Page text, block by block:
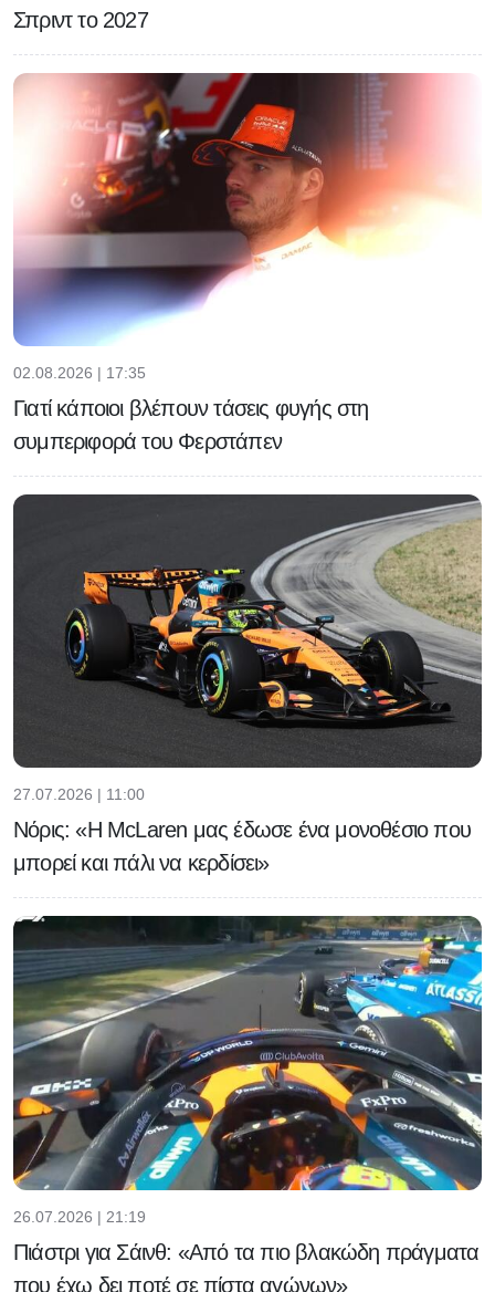
Σπριντ το 2027
02.08.2026 | 17:35
Γιατί κάποιοι βλέπουν τάσεις φυγής στη
συμπεριφορά του Φερστάπεν
27.07.2026 | 11:00
Νόρις: «Η McLaren μας έδωσε ένα μονοθέσιο που
μπορεί και πάλι να κερδίσει»
26.07.2026 | 21:19
Πιάστρι για Σάινθ: «Από τα πιο βλακώδη πράγματα
που έχω δει ποτέ σε πίστα αγώνων»